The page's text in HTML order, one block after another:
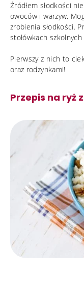
Źródłem słodkości
owoców i warzyw.
zrobienia słodkości.
stołówkach
Pierwszy z nich to
oraz rodzynkami!
Przepis na ryż